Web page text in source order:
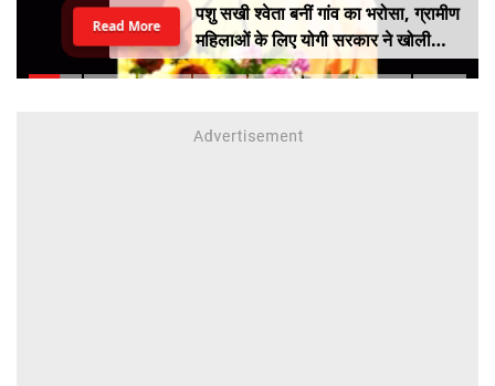
पशु सखी श्वेता बनीं गांव का भरोसा, ग्रामीण
महिलाओं के लिए योगी सरकार ने खोली
आत्मनिर्भरता की राह
Read More